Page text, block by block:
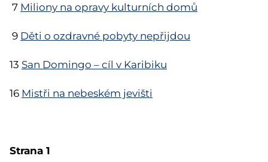
7 Miliony na opravy kulturních domů
9 Děti o ozdravné pobyty nepřijdou
13 San Domingo – cíl v Karibiku
16 Mistři na nebeském jevišti
Strana 1